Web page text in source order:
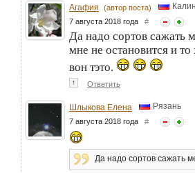
Агафия (автор поста)
7 августа 2018 года #
Да надо сортов сажать
мне не остановится и то
вон тэто.
↑ Ответить
Шлыкова Елена Рязань
7 августа 2018 года #
Да надо сортов сажать